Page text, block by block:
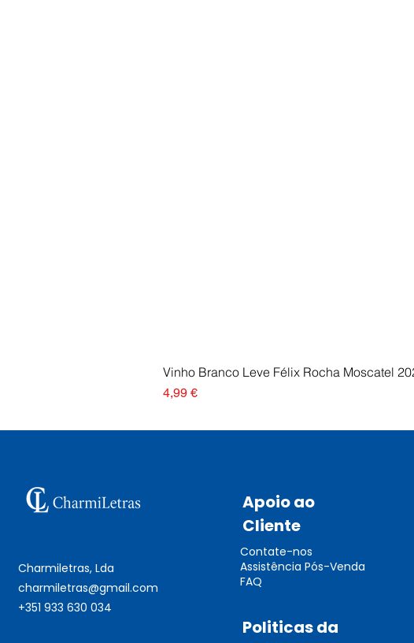
Vinho Branco Leve Félix Rocha Moscatel
Preço
4,99 €
Charmiletras, Lda
charmiletras@gmail.com
+351 933 630 034
Apoio ao
Cliente
Contate-nos
Assistência Pós-Venda
FAQ
Politicas da